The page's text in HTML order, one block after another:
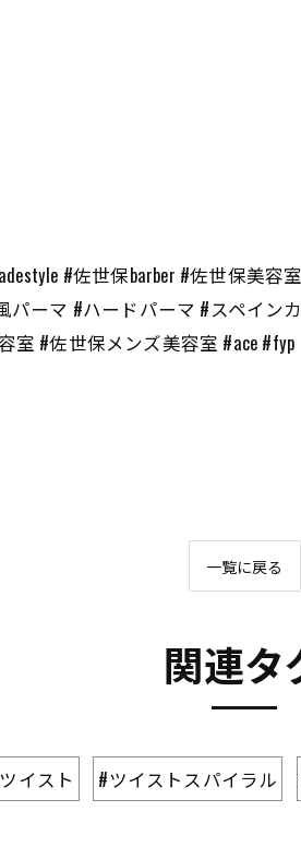
#佐世保barber #佐世保美
ーマ #ハードパーマ #スペイ
#佐世保メンズ美容室 #ace #fyp
一覧に戻る
関連タ
イスト #ツイストスパイラル